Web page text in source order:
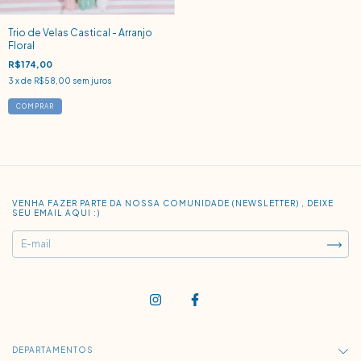
Trio de Velas Castical - Arranjo
Floral
R$174,00
3 x de R$58,00 sem juros
VENHA FAZER PARTE DA NOSSA COMUNIDADE (NEWSLETTER) , DEIXE
SEU EMAIL AQUI :)
DEPARTAMENTOS